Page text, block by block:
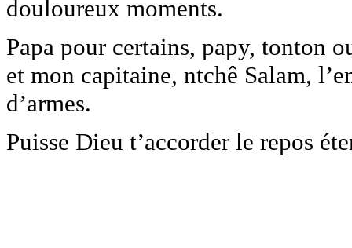
douloureux moments.
Papa pour certains, papy, tonton
et mon capitaine, ntchê Salam,
d’armes.
Puisse Dieu t’accorder le repos